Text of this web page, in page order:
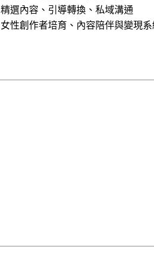
精選內容、引導轉換、私域溝通
女性創作者培育、內容陪伴與變現系